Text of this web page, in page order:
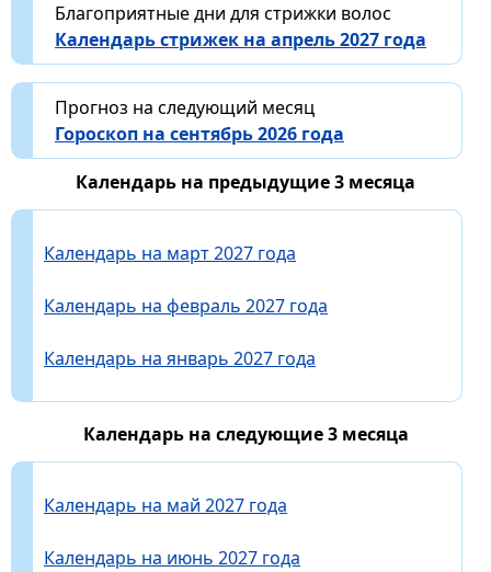
Благоприятные дни для стрижки волос
Календарь стрижек на апрель 2027 года
Прогноз на следующий месяц
Гороскоп на сентябрь 2026 года
Календарь на предыдущие 3 месяца
Календарь на март 2027 года
Календарь на февраль 2027 года
Календарь на январь 2027 года
Календарь на следующие 3 месяца
Календарь на май 2027 года
Календарь на июнь 2027 года